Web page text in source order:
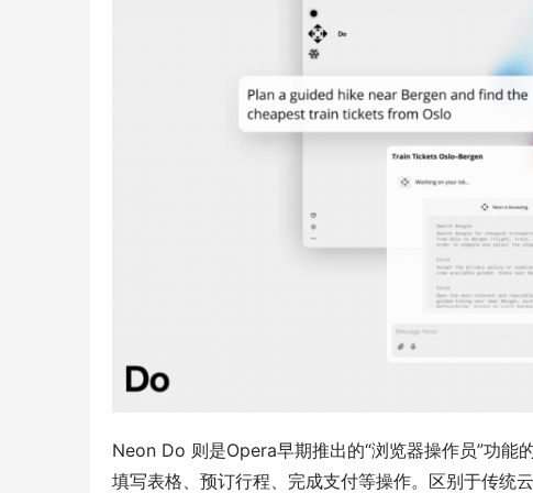
Neon Do 则是Opera早期推出的“浏览器操作员”功能
填写表格、预订行程、完成支付等操作。区别于传统